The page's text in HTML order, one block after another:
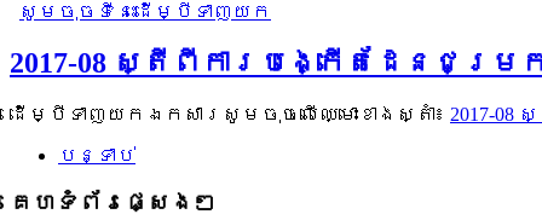
សូមចុចទីនេះដើម្បីទាញយក
2017-08 ស្តីពីការបង្កើតដែនជម្
ដើម្បីទាញយកឯកសារសូមចុចលើឈ្មោះខាងស្តាំ៖​ 2017-
បន្ទាប់
គេហទំព័រផ្សេងៗ